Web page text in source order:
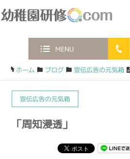
MENU
ホーム / ブログ/ 宣伝広告の元気箱/
宣伝広告の元気箱
「周知浸透」